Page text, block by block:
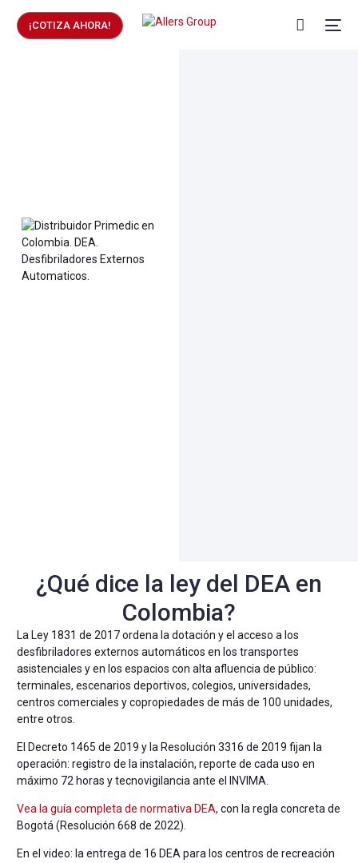
¡COTIZA AHORA!
¿Qué dice la ley del DEA en
Colombia?
La Ley 1831 de 2017 ordena la dotación y el acceso a los
desfibriladores externos automáticos en los transportes
asistenciales y en los espacios con alta afluencia de público:
terminales, escenarios deportivos, colegios, universidades,
centros comerciales y copropiedades de más de 100 unidades,
entre otros.
El Decreto 1465 de 2019 y la Resolución 3316 de 2019 fijan la
operación: registro de la instalación, reporte de cada uso en
máximo 72 horas y tecnovigilancia ante el INVIMA.
Vea la guía completa de normativa DEA, con la regla concreta de
Bogotá (Resolución 668 de 2022).
En el video: la entrega de 16 DEA para los centros de recreación